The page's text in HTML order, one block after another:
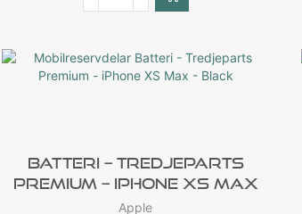
Batteri – Tredjeparts
Premium – IPhone XS Max
Apple